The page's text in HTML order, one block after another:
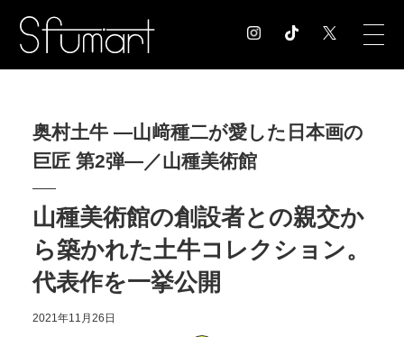
COLUMN コラム記事
EXHIBITION
MUSEUM 美術館情報
NEWS お知らせ
CONTACT
奥村土牛 ―山﨑種二が愛した日本画の
巨匠 第2弾―／山種美術館
山種美術館の創設者との親交か
ら築かれた土牛コレクション。
代表作を一挙公開
2021年11月26日